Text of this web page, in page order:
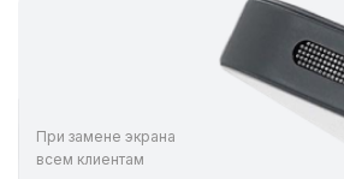
При замене экрана
всем клиентам